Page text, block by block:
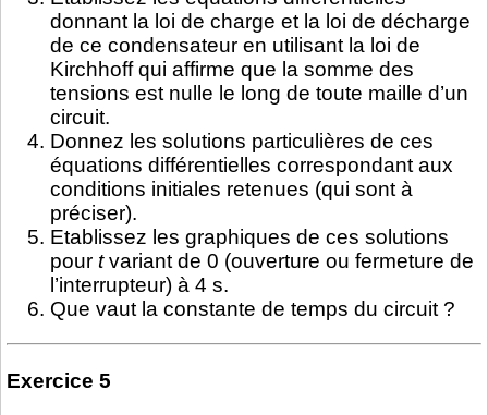
donnant la loi de charge et la loi de décharge
de ce condensateur en utilisant la loi de
Kirchhoff qui affirme que la somme des
tensions est nulle le long de toute maille d’un
circuit.
Donnez les solutions particulières de ces
équations différentielles correspondant aux
conditions initiales retenues (qui sont à
préciser).
Etablissez les graphiques de ces solutions
pour tvariant de 0 (ouverture ou fermeture de
l’interrupteur) à 4 s.
Que vaut la constante de temps du circuit ?
Exercice 5